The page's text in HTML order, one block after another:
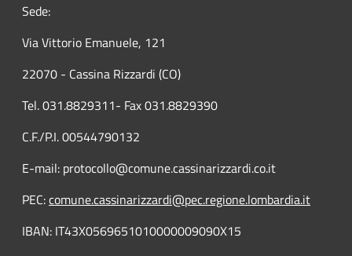
Sede:
Via Vittorio Emanuele, 121
22070 - Cassina Rizzardi (CO)
Tel. 031.8829311- Fax 031.8829390
C.F./P.I. 00544790132
E-mail: protocollo@comune.cassinarizzardi.co.it
PEC:comune.cassinarizzardi@pec.regione.lombardia.it
IBAN: IT43X0569651010000009090X15